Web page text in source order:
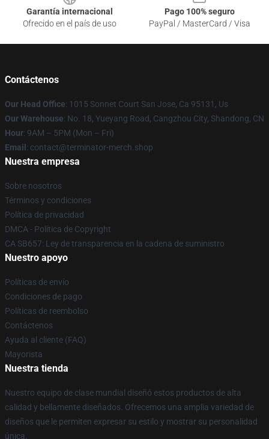
Garantía internacional
Ofrecido en el país de uso
Pago 100% seguro
PayPal / MasterCard / Visa
Contáctenos
Our Head Office: 1015 Sonnet Court San Jose, Ca 95131, Us
Our Warehouse: No. 18, Yueyang Road, Cangzhou City, Shandong, CN
Hour: 9AM – 5PM (Mon – Fri)
Email : contact@terminator-merch.shop
Nuestra empresa
Sobre nosotros
Términos y condiciones
Política de privacidad
DMCA - Política de Copyright
CA SB657: Ley de transparencia en la cadena de suministro
Nuestro apoyo
Políticas de envío
Condiciones de pago
Políticas de reembolso
Contáctenos
Ayuda al cliente (FAQ)
Mayorista
Nuestra tienda
Nuestro equipo de clase mundial diseñó estos productos de alta
calidad y bellamente diseñados. Ofrecemos una amplia variedad de
diseños que le permiten expresar su estilo y mostrar su personalidad
única.